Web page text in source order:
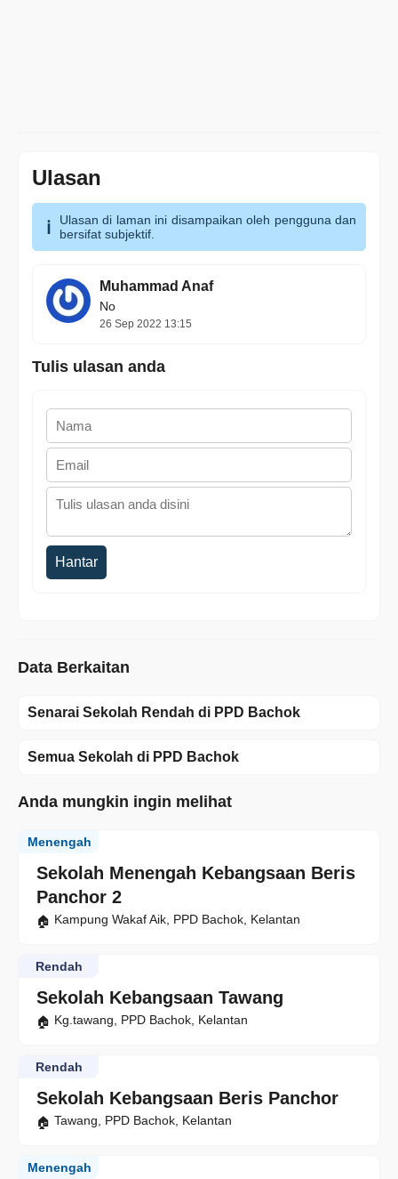
Ulasan
Ulasan di laman ini disampaikan oleh pengguna dan
bersifat subjektif.
Muhammad Anaf
No
26 Sep 2022 13:15
Tulis ulasan anda
Hantar
Data Berkaitan
Senarai Sekolah Rendah di PPD Bachok
Semua Sekolah di PPD Bachok
Anda mungkin ingin melihat
Sekolah Menengah Kebangsaan Beris
Panchor 2
Menengah
Kampung Wakaf Aik, PPD Bachok, Kelantan
Sekolah Kebangsaan Tawang
Rendah
Kg.tawang, PPD Bachok, Kelantan
Sekolah Kebangsaan Beris Panchor
Rendah
Tawang, PPD Bachok, Kelantan
Menengah